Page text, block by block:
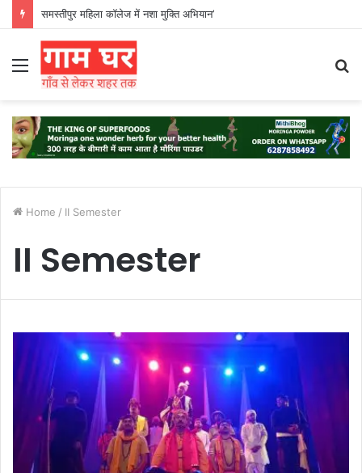
समस्तीपुर महिला कॉलेज में नशा मुक्ति अभियान’
Menu
Home / II Semester
II Semester